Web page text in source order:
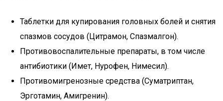
Таблетки для купирования головных болей и снятия
спазмов сосудов (Цитрамон, Спазмалгон).
Противовоспалительные препараты, в том числе
антибиотики (Имет, Нурофен, Нимесил).
Противомигренозные средства (Суматриптан,
Эрготамин, Амигренин).